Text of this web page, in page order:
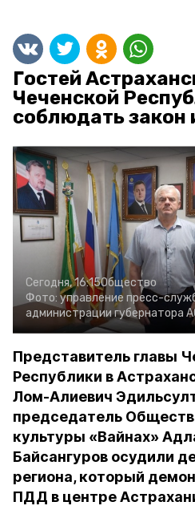
Гостей
Чеченской
соблюдать закон
Сегодня, 16:15Общество
Фото: управление пресс-
администрации губернатора
Представитель главы
Республики в
Лом-Алиевич
председатель
культуры «Вайнах»
Байсангуров осудили
региона, который
ПДД в центре